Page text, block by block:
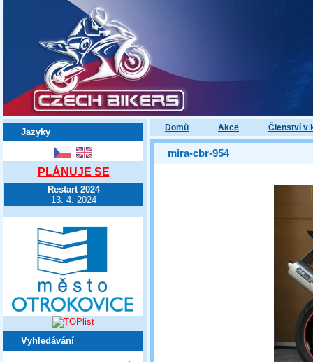
Domů Akce Členství v
Jazyky
PLÁNUJE SE
Restart 2024
13. 4. 2024
Vyhledávání
mira-cbr-954